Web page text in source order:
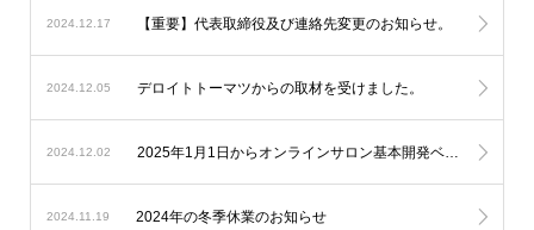
2024.12.17 【重要】代表取締役及び連絡先変更のお知らせ。
2024.12.05 デロイトトーマツからの取材を受けました。
2024.12.02 2025年1月1日からオンラインサロン基本開発ベースシステムの料金改定を実施します。
2024.11.19 2024年の冬季休業のお知らせ